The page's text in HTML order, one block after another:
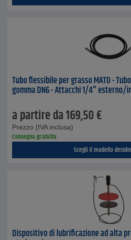
Tubo flessibile per grasso MATO -
gomma DN6 - Attacchi 1/4" esterno/
a partire da169,50€
Prezzo (IVA inclusa)
Consegna gratuita
Scegli il modello
Dispositivo di lubrificazione ad alta